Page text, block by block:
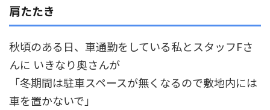
肩たたき
秋頃のある日、車通勤をしている私とスタッフFさ
んに いきなり奥さんが
「冬期間は駐車スペースが無くなるので敷地内には
車を置かないで」